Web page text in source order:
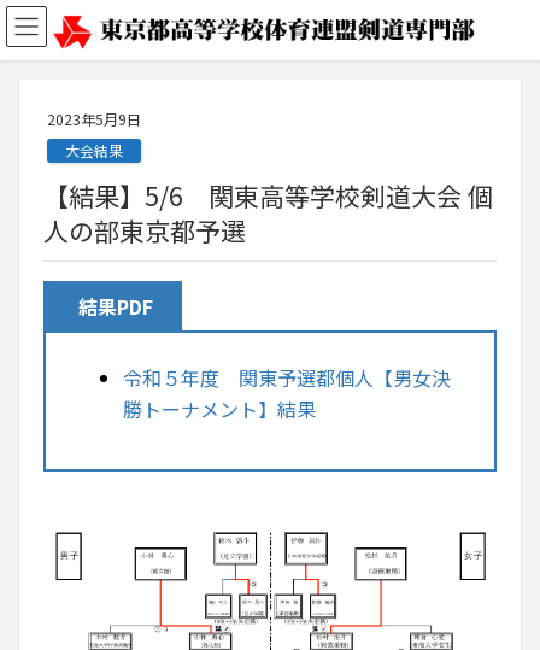
2023年5月9日
大会結果
【結果】5/6 関東高等学校剣道大会 個
人の部東京都予選
結果PDF
令和５年度 関東予選都個人【男女決
勝トーナメント】結果